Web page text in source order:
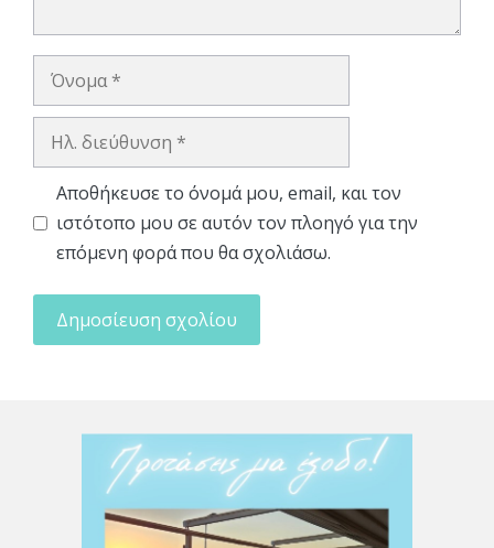
Όνομα
Ηλ.
Αποθήκευσε το όνομά μου, email, και τον
ιστότοπο μου σε αυτόν τον πλοηγό για την
επόμενη φορά που θα σχολιάσω.